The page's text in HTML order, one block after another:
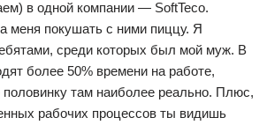
в одной компании — SoftTeco.
меня покушать с ними пиццу. Я
среди которых был мой муж. В
более 50% времени на работе,
половинку там наиболее реально. Плюс,
рабочих процессов ты видишь